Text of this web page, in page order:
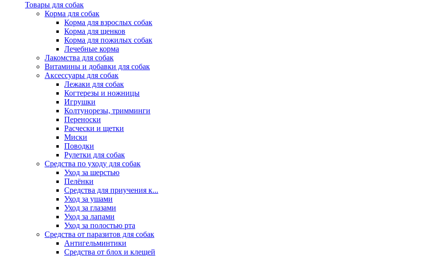
Товары для собак
Корма для собак
Корма для взрослых собак
Корма для щенков
Корма для пожилых собак
Лечебные корма
Лакомства для собак
Витамины и добавки для собак
Аксессуары для собак
Лежаки для собак
Когтерезы и ножницы
Игрушки
Колтунорезы, тримминги
Переноски
Расчески и щетки
Миски
Поводки
Рулетки для собак
Средства по уходу для собак
Уход за шерстью
Пелёнки
Средства для приучения к...
Уход за ушами
Уход за глазами
Уход за лапами
Уход за полостью рта
Средства от паразитов для собак
Антигельминтики
Средства от блох и клещей